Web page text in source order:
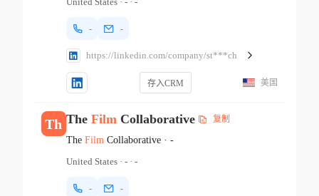
- -
https://linkedin.com/company/st***ch
存入CRM 美国
Th The FilmCollaborative 复制
The FilmCollaborative· -
United States· -· -
- -